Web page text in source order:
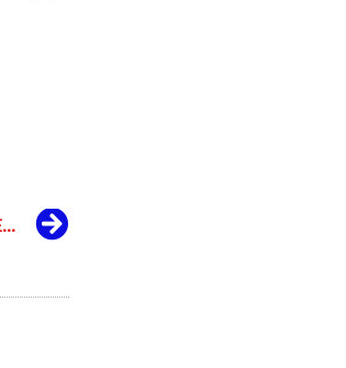
INÍCIO DAS ATIVIDADES DO PROGRAMA LEEI 2025: CAPACITAÇÃO DE EDUCADORES DA EDUCAÇÃO INFANTIL